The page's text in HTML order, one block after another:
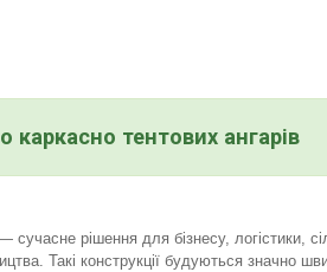
тентових ангарів
сучасне рішення для бізнесу, логістики,
Такі конструкції будуються значно